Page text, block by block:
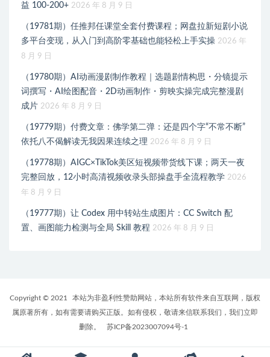
益 100-200+ 2026 年 8 月 9 日
（19781期）任推邦任课堂全套付费课程；网盘拉新短剧小说
多平台变现，从入门到高阶零基础也能轻松上手实操 2026 年
8 月 9 日
（19780期）AI动画漫剧制作教程｜选题剧情构思・分镜提示
词撰写・AI绘图配音・2D动画制作・剪映实操完成完整漫剧
成片 2026 年 8 月 9 日
（19779期）付费文章：佛学第二弹：还是四个字“不常不断”
依托八不偈解读无我因果连续之理 2026 年 8 月 9 日
（19778期）AIGC×TikTok美区短视频带货线下课；两天一夜
完整回放，12小时高清视频收录头部操盘手全流程教学 2026
年 8 月 9 日
（19777期）让 Codex 用中转站生成图片：CC Switch 配
置、画图能力检测与全局 Skill 教程 2026 年 8 月 9 日
Copyright © 2021
本站为非盈利性赞助网站，本站所有软件来自互联网，版权
属原著所有，如有需要请购买正版。如有侵权，敬请来信联系我们，我们立即
删除。
苏ICP备2023007094号-1